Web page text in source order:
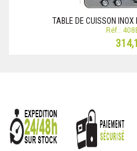
TABLE DE CUISSON
Réf.: